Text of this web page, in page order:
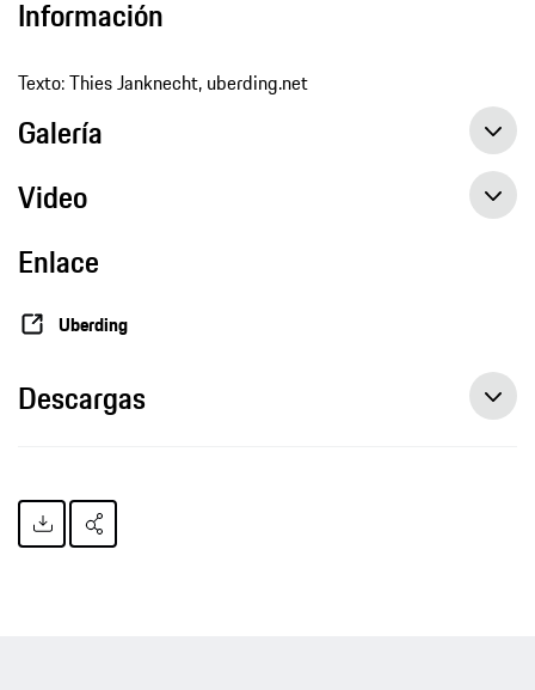
Información
Texto: Thies Janknecht, uberding.net
Galería
Video
Enlace
Uberding
Descargas